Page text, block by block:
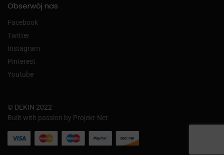
Obserwój nas
Facebook
Twitter
Instagram
Pinterest
Youtube
© DEKIN 2022
Built with passion by Projekt-Net